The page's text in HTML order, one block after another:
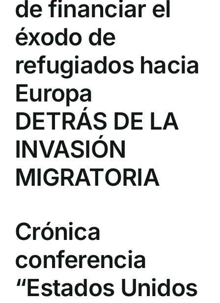
de financiar el
éxodo de
refugiados hacia
Europa
DETRÁS DE LA
INVASIÓN
MIGRATORIA
Crónica
conferencia
“Estados Unidos